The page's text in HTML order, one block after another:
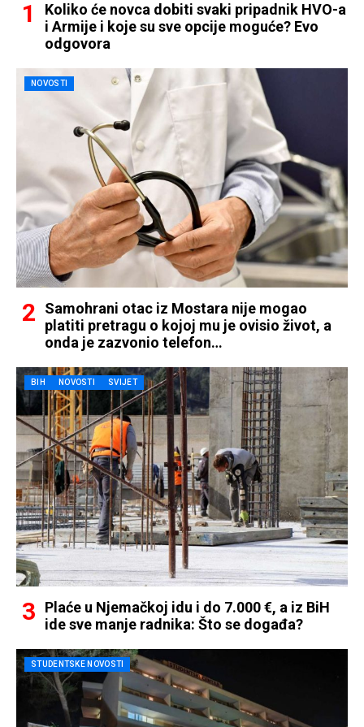
Koliko će novca dobiti svaki pripadnik HVO-a
i Armije i koje su sve opcije moguće? Evo
odgovora
NOVOSTI
Samohrani otac iz Mostara nije mogao
platiti pretragu o kojoj mu je ovisio život, a
onda je zazvonio telefon…
BIH NOVOSTI SVIJET
Plaće u Njemačkoj idu i do 7.000 €, a iz BiH
ide sve manje radnika: Što se događa?
STUDENTSKE NOVOSTI